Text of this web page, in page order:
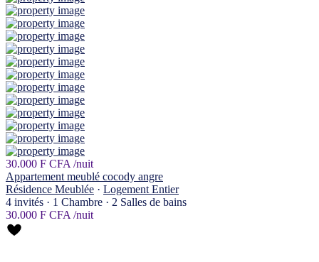
30.000 F CFA /nuit
Appartement meublé cocody angre
Résidence Meublée · Logement Entier
4 invités · 1 Chambre · 2 Salles de bains
30.000 F CFA /nuit